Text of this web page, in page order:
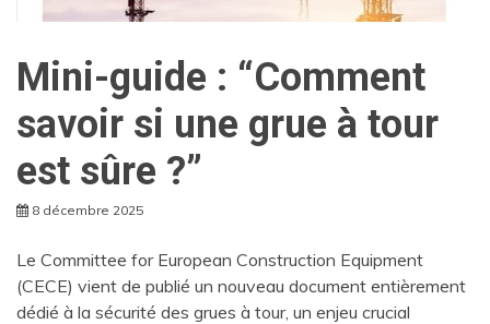
Mini-guide : “Comment
savoir si une grue à tour
est sûre ?”
8 décembre 2025
Le Committee for European Construction Equipment
(CECE) vient de publié un nouveau document entièrement
dédié à la sécurité des grues à tour, un enjeu crucial